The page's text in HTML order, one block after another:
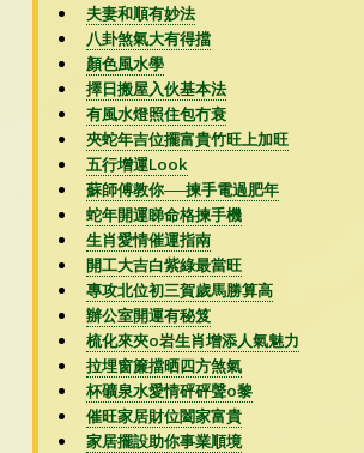
夫妻和順有妙法
八卦煞氣大有得擋
顏色風水學
擇日搬屋入伙基本法
有風水燈照住包冇衰
夾蛇年吉位擺富貴竹旺上加旺
五行增運Look
蘇師傅教你──揀手電過肥年
蛇年開運睇命格揀手機
生肖愛情催運指南
開工大吉白紫綠最當旺
專攻北位初三賀歲馬勝算高
辦公室開運有秘笈
梳化來夾o岩生肖增添人氣魅力
拉埋窗簾擋晒四方煞氣
杯礦泉水愛情砰砰聲o黎
催旺家居財位闔家富貴
家居擺設助你事業順境